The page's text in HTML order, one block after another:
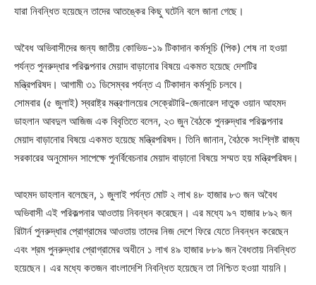
যারা নিবন্ধিত হয়েছেন তাদের আতঙ্কের কিছু ঘটেনি বলে জানা গেছে।
অবৈধ অভিবাসীদের জন্য জাতীয় কোভিড-১৯ টিকাদান কর্মসূচি (পিক) শেষ না হওয়া
পর্যন্ত পুনরুদ্ধার পরিকল্পনার মেয়াদ বাড়ানোর বিষয়ে একমত হয়েছে দেশটির
মন্ত্রিপরিষদ। আগামী ৩১ ডিসেম্বর পর্যন্ত এ টিকাদান কর্মসূচি চলবে।
সোমবার (৫ জুলাই) স্বরাষ্ট্র মন্ত্রণালয়ের সেক্রেটারি-জেনারেল দাতুক ওয়ান আহমদ
ডাহলান আবদুল আজিজ এক বিবৃতিতে বলেন, ২৩ জুন বৈঠকে পুনরুদ্ধার পরিকল্পনার
মেয়াদ বাড়ানোর বিষয়ে একমত হয়েছে মন্ত্রিপরিষদ। তিনি জানান, বৈঠকে সংশ্লিষ্ট রাজ্য
সরকারের অনুমোদন সাপেক্ষে পুনর্বিবেচনার মেয়াদ বাড়ানো বিষয়ে সম্মত হয় মন্ত্রিপরিষদ।
আহমদ ডাহলান বলেছেন, ১ জুলাই পর্যন্ত মোট ২ লাখ ৪৮ হাজার ৮৩ জন অবৈধ
অভিবাসী এই পরিকল্পনার আওতায় নিবন্ধন করেছেন। এর মধ্যে ৯৭ হাজার ৮৯২ জন
রিটার্ন পুনরুদ্ধার প্রোগ্রামের আওতায় তাদের নিজ দেশে ফিরে যেতে নিবন্ধন করেছেন
এবং শ্রম পুনরুদ্ধার প্রোগ্রামের অধীনে ১ লাখ ৪৯ হাজার ৮৮৯ জন বৈধতায় নিবন্ধিত
হয়েছেন। এর মধ্যে কতজন বাংলাদেশি নিবন্ধিত হয়েছেন তা নিশ্চিত হওয়া যায়নি।